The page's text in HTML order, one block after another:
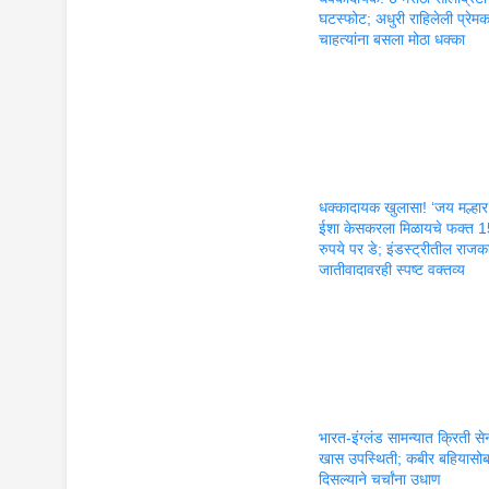
घटस्फोट; अधुरी राहिलेली
चाहत्यांना बसला मोठा धक्का
धक्कादायक खुलासा! ‘जय
ईशा केसकरला मिळायचे फक्त
रुपये पर डे; इंडस्ट्रीतील
जातीवादावरही स्पष्ट वक्तव्य
भारत-इंग्लंड सामन्यात क्रिती
खास उपस्थिती; कबीर
दिसल्याने चर्चांना उधाण